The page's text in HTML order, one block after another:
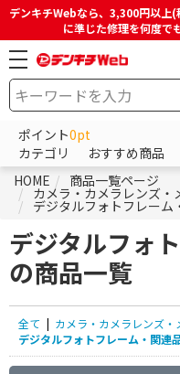
デンキチWebなら、3,300円以上
に準じた修理を何度で
ポイント0pt
カテゴリ
おすすめ商品
HOME
商品一覧ページ
カメラ・カメラレンズ・
デジタルフォトフレーム
デジタルフォ
の商品一覧
全て | カメラ・カメラレンズ・
デジタルフォトフレーム・関連